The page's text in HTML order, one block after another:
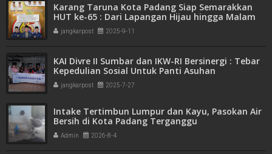
Karang Taruna Kota Padang Siap Semarakkan
HUT ke-65 : Dari Lapangan Hijau hingga Malam
Kebersamaan
jangkarpost 2025-9-11
KAI Divre II Sumbar dan IKW-RI Bersinergi : Tebar
Kepedulian Sosial Untuk Panti Asuhan
jangkarpost 2025-7-27
Intake Tertimbun Lumpur dan Kayu, Pasokan Air
Bersih di Kota Padang Terganggu
Admin 2026-8-4